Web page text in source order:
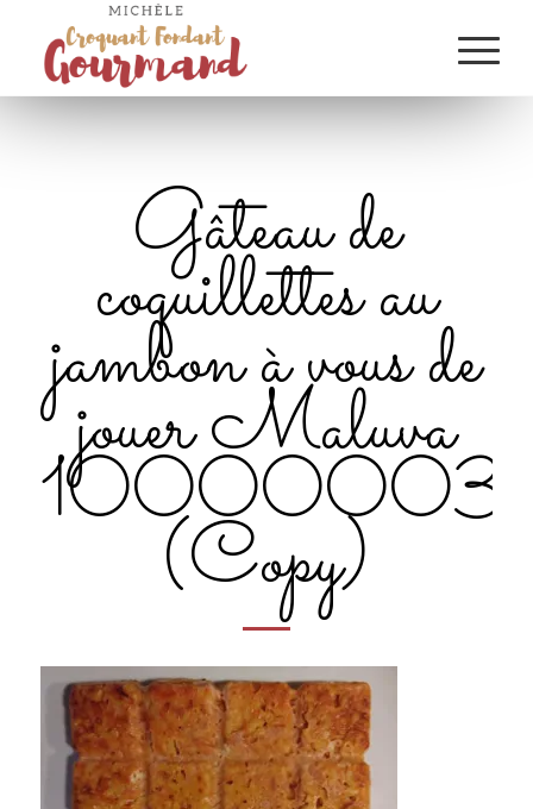
Gâteau de
coquillettes au
jambon à vous de
jouer Maluva
(Copy)